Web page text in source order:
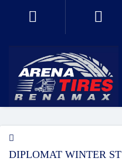
DIPLOMAT WINTER